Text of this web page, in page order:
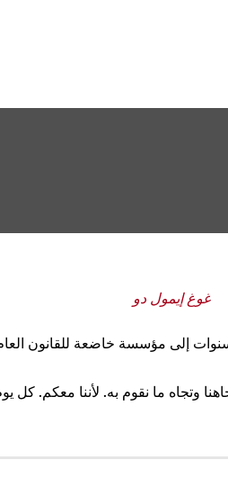
غوغ إيمول دو
بعد أربع سنوات إلى مؤسسة خاضعة